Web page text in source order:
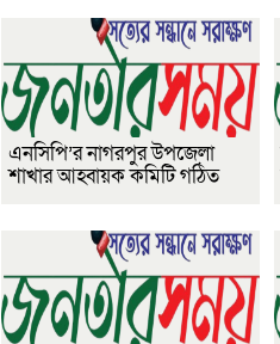
এনসিপি’র নাগরপুর উপজেলা
শাখার আহ্বায়ক কমিটি গঠিত